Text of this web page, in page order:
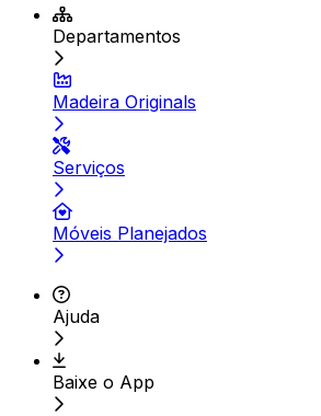
Departamentos
Madeira Originals
Serviços
Móveis Planejados
Ajuda
Baixe o App